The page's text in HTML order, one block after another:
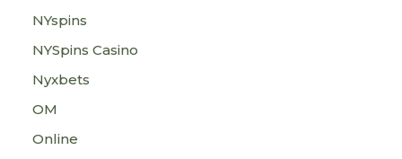
NYspins
NYSpins Casino
Nyxbets
OM
Online